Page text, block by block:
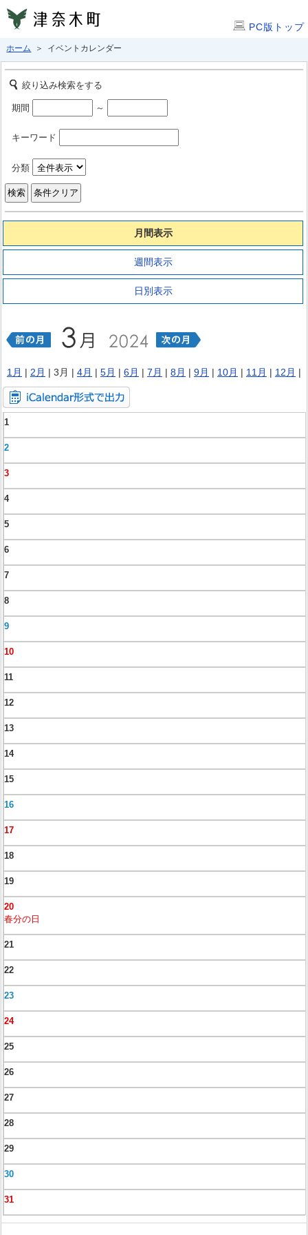
PC版トップ
ホーム ＞ イベントカレンダー
絞り込み検索をする
期間 ～
キーワード
分類
月間表示
週間表示
日別表示
1月 | 2月 | 3月 | 4月 | 5月 | 6月 | 7月 | 8月 | 9月 | 10月 | 11月 | 12月 |
1
2
3
4
5
6
7
8
9
10
11
12
13
14
15
16
17
18
19
20
春分の日
21
22
23
24
25
26
27
28
29
30
31